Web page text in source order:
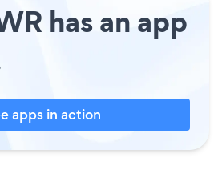
has an app
apps in action